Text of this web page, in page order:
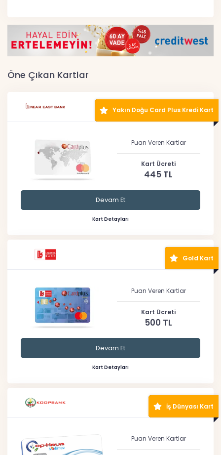
Öne Çıkan Kartlar
Yakın Doğu Card Plus Kredi Kart
Puan Veren Kartlar
Kart Ücreti
445 TL
Devam Et
Kart Detayları
Gold Kart
Puan Veren Kartlar
Kart Ücreti
500 TL
Devam Et
Kart Detayları
İş Dünyası Kart
Puan Veren Kartlar